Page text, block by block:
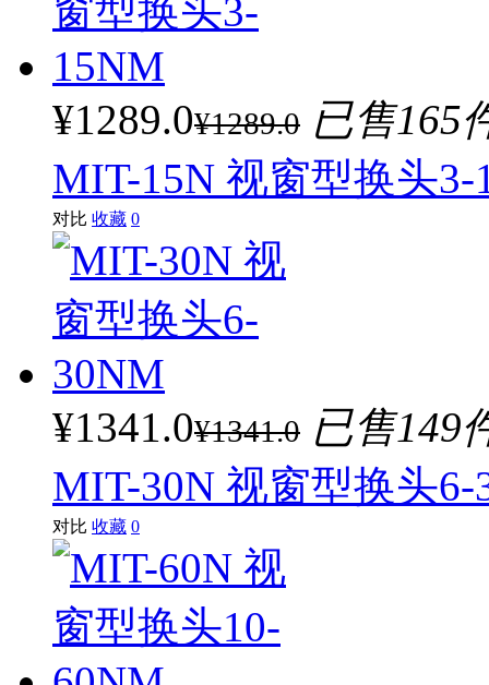
¥1289.0¥1289.0 已售165
MIT-15N 视窗型换头3-
对比 收藏 0
¥1341.0¥1341.0 已售149
MIT-30N 视窗型换头6-
对比 收藏 0